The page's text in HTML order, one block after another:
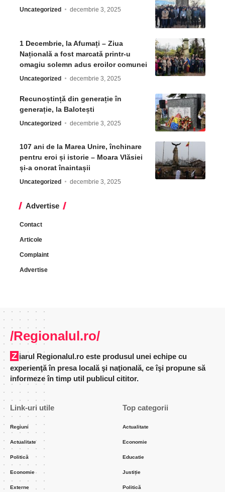
Uncategorized decembrie 3, 2025
1 Decembrie, la Afumați – Ziua
Națională a fost marcată printr-u
omagiu solemn adus eroilor comunei
Uncategorized decembrie 3, 2025
Recunoștință din generație în
generație, la Balotești
Uncategorized decembrie 3, 2025
107 ani de la Marea Unire, închinare
pentru eroi și istorie – Moara Vlăsiei
și-a onorat înaintașii
Uncategorized decembrie 3, 2025
Advertise
Contact
Articole
Complaint
Advertise
/Regionalul.ro/
Ziarul Regionalul.ro este produsul unei echipe cu
experienţă în presa locală şi naţională, ce îşi propune să
informeze în timp util publicul cititor.
Link-uri utile
Regiuni
Actualitate
Politică
Economie
Externe
Top categorii
Actualitate
Economie
Educatie
Justiție
Politică